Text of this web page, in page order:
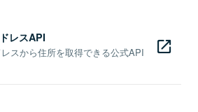
レスAPI
スから住所を取得できる公式API